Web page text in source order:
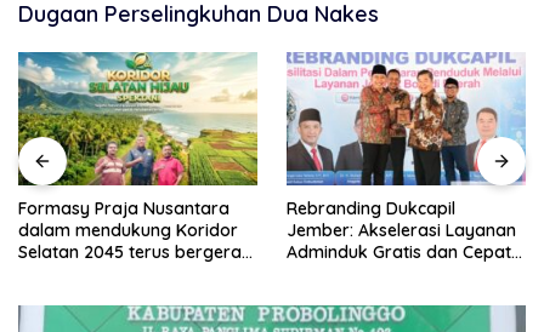
Dugaan Perselingkuhan Dua Nakes
Formasy Praja Nusantara
dalam mendukung Koridor
Selatan 2045 terus bergerak
dengan SPEKTANI
Rebranding Dukcapil
Jember: Akselerasi Layanan
Adminduk Gratis dan Cepat